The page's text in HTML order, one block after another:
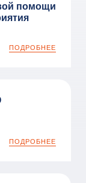
помощи
ПОДРОБНЕЕ
ПОДРОБНЕЕ